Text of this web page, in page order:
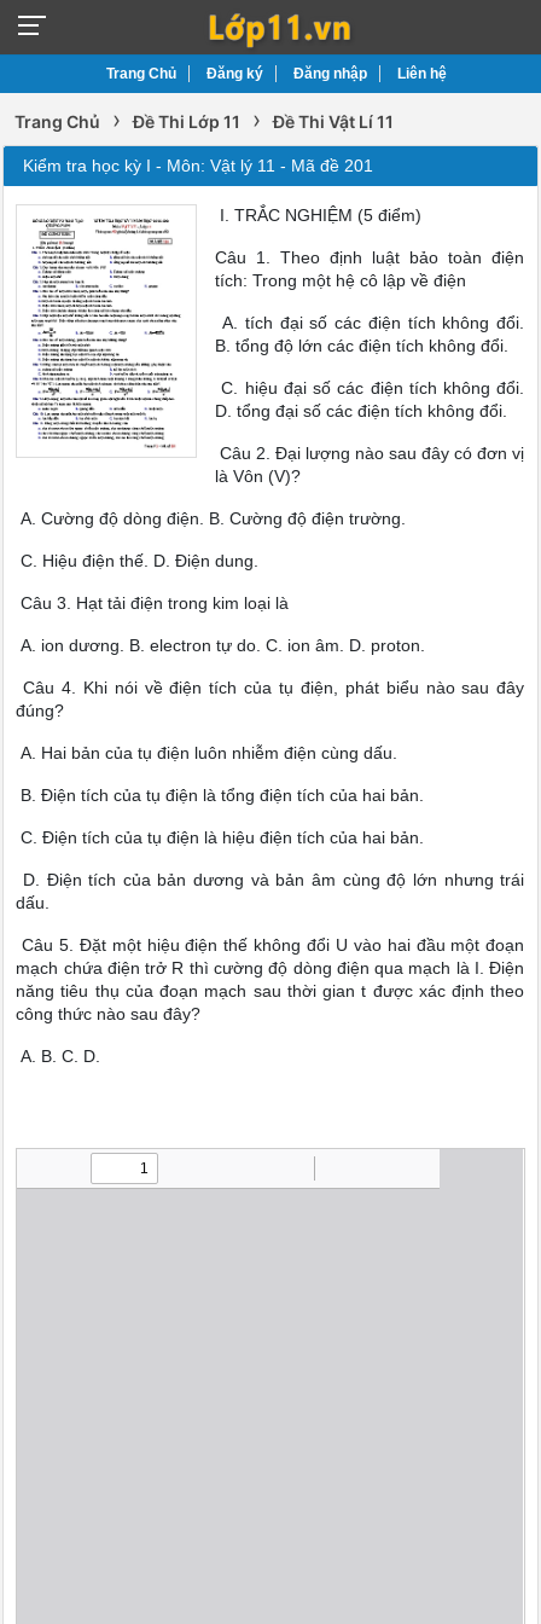
Trang Chủ Đăng ký Đăng nhập Liên hệ
Trang Chủ › Đề Thi Lớp 11 › Đề Thi Vật Lí 11
Kiểm tra học kỳ I - Môn: Vật lý 11 - Mã đề 201
I. TRẮC NGHIỆM (5 điểm)
Câu 1. Theo định luật bảo toàn điện
tích: Trong một hệ cô lập về điện
A. tích đại số các điện tích không đổi.
B. tổng độ lớn các điện tích không đổi.
C. hiệu đại số các điện tích không đổi.
D. tổng đại số các điện tích không đổi.
Câu 2. Đại lượng nào sau đây có đơn vị
là Vôn (V)?
A. Cường độ dòng điện. B. Cường độ điện trường.
C. Hiệu điện thế. D. Điện dung.
Câu 3. Hạt tải điện trong kim loại là
A. ion dương. B. electron tự do. C. ion âm. D. proton.
Câu 4. Khi nói về điện tích của tụ điện, phát biểu nào sau đây
đúng?
A. Hai bản của tụ điện luôn nhiễm điện cùng dấu.
B. Điện tích của tụ điện là tổng điện tích của hai bản.
C. Điện tích của tụ điện là hiệu điện tích của hai bản.
D. Điện tích của bản dương và bản âm cùng độ lớn nhưng trái
dấu.
Câu 5. Đặt một hiệu điện thế không đổi U vào hai đầu một đoạn
mạch chứa điện trở R thì cường độ dòng điện qua mạch là I. Điện
năng tiêu thụ của đoạn mạch sau thời gian t được xác định theo
công thức nào sau đây?
A. B. C. D.